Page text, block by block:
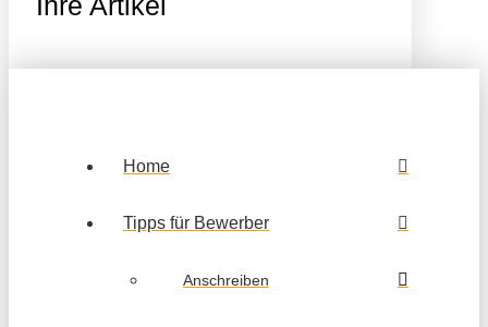
Home
Tipps für Bewerber
Anschreiben